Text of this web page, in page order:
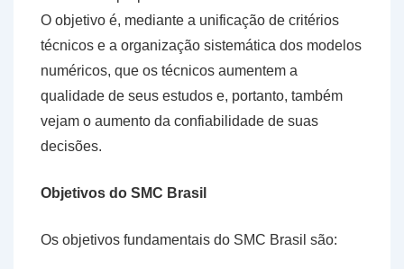
O objetivo é, mediante a unificação de critérios
técnicos e a organização sistemática dos modelos
numéricos, que os técnicos aumentem a
qualidade de seus estudos e, portanto, também
vejam o aumento da confiabilidade de suas
decisões.
Objetivos do SMC Brasil
Os objetivos fundamentais do SMC Brasil são: